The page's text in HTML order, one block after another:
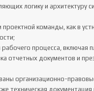
логику и архитектуру
команды, как в
процесса, включая
отчетных документов и
организационно-
техническая